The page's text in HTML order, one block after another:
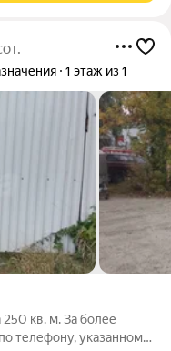
1 этаж из 1
кв. м. За более
телефону, указанному